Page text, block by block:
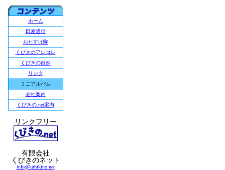
ホーム
田麦通信
おたすけ隊
くびきのアレコレ
くびきの自然
リンク
ミニアルバム
会社案内
くびきの.net案内
リンクフリー
有限会社
くびきのネット
info@kubikino.net